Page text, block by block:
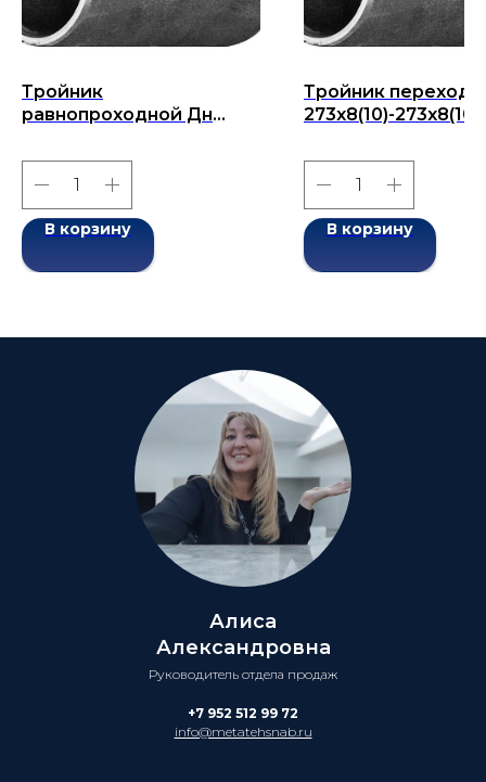
Тройник
равнопроходной Дн
бесшовный ГОСТ 17376-
2001
В корзину
Тройник
273x8(10)-273x8(10)
ГОСТ 17376-2001
В корзину
Алиса
Александровна
Руководитель отдела продаж
+7 952 512 99 72
info@metatehsnab.ru